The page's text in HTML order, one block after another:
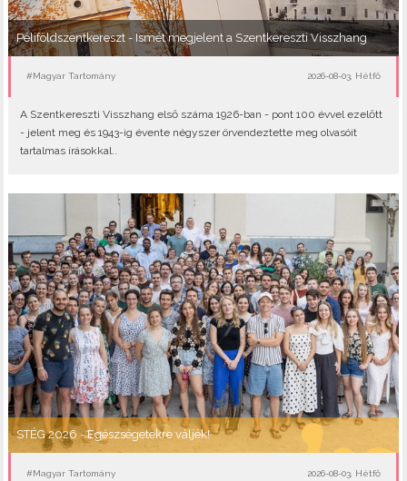
Péliföldszentkereszt - Ismét megjelent a Szentkereszti Visszhang
#Magyar Tartomány 2026-08-03, Hétfő
A Szentkereszti Visszhang első száma 1926-ban - pont 100 évvel ezelőtt
- jelent meg és 1943-ig évente négyszer örvendeztette meg olvasóit
tartalmas írásokkal..
STÉG 2026 - Egészségetekre váljék!
#Magyar Tartomány 2026-08-03, Hétfő